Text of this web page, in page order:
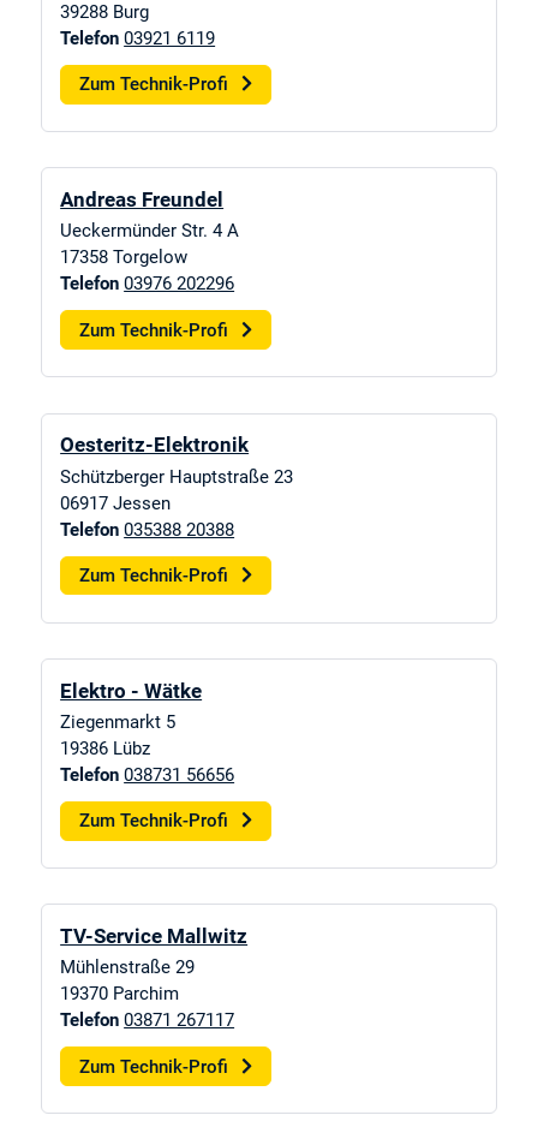
39288 Burg
Telefon 03921 6119
Zum Technik-Profi
Andreas Freundel
Ueckermünder Str. 4 A
17358 Torgelow
Telefon 03976 202296
Zum Technik-Profi
Oesteritz-Elektronik
Schützberger Hauptstraße 23
06917 Jessen
Telefon 035388 20388
Zum Technik-Profi
Elektro - Wätke
Ziegenmarkt 5
19386 Lübz
Telefon 038731 56656
Zum Technik-Profi
TV-Service Mallwitz
Mühlenstraße 29
19370 Parchim
Telefon 03871 267117
Zum Technik-Profi